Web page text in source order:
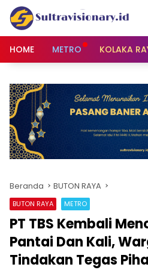
Langsung
konten
HOME
METRO KOLAKA
Beranda BUTON RAYA
BUTON RAYA METRO
PT TBS Kembali
Pantai Dan Kali,
Tindakan Tegas